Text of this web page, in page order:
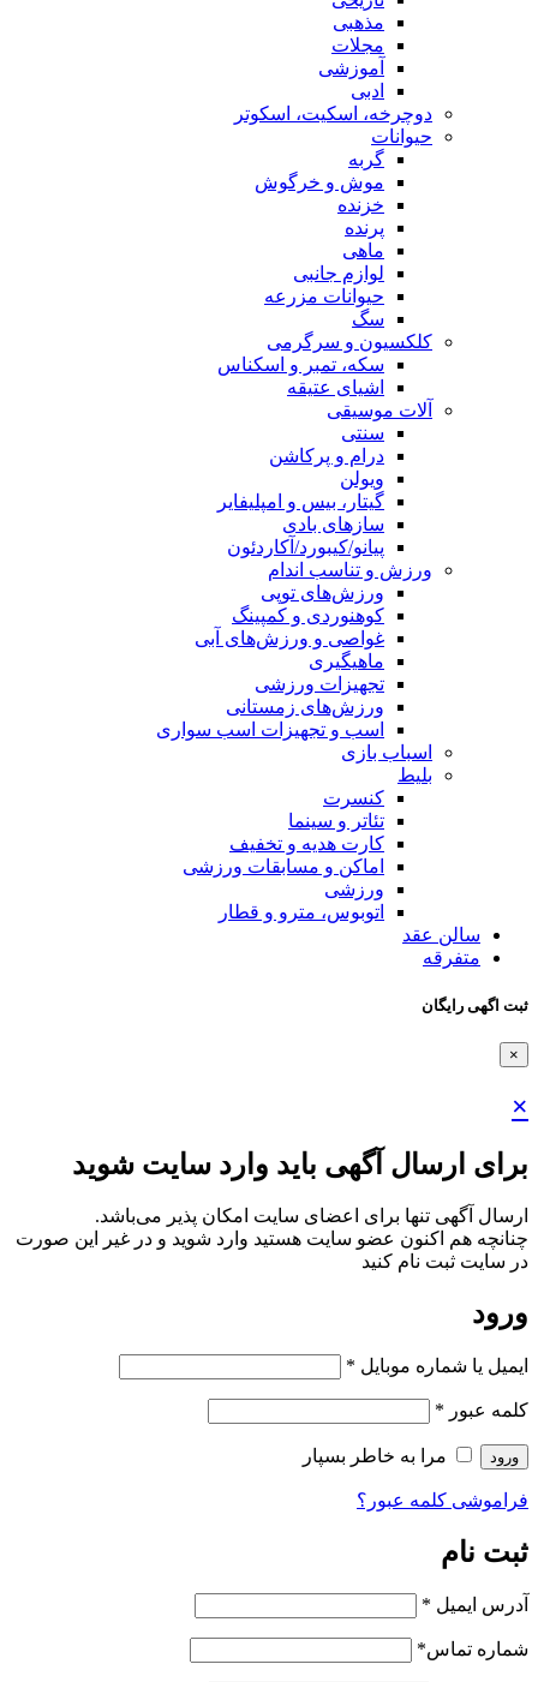
مذهبی
مجلات
آموزشی
ادبی
دوچرخه، اسکیت، اسکوتر
حیوانات
گربه
موش و خرگوش
خزنده
پرنده
ماهی
لوازم جانبی
حیوانات مزرعه
سگ
کلکسیون و سرگرمی
سکه، تمبر و اسکناس
اشیای عتیقه
آلات موسیقی
سنتی
درام و پرکاشن
ویولن
گیتار، بیس و امپلیفایر
سازهای بادی
پیانو/کیبورد/آکاردئون
ورزش و تناسب اندام
ورزش‌های توپی
کوهنوردی و کمپینگ
غواصی و ورزش‌های آبی
ماهیگیری
تجهیزات ورزشی
ورزش‌های زمستانی
اسب و تجهیزات اسب سواری
اسباب‌ بازی
بلیط
کنسرت
تئاتر و سینما
کارت هدیه و تخفیف
اماکن و مسابقات ورزشی
ورزشی
اتوبوس، مترو و قطار
سالن عقد
متفرقه
ثبت اگهی رایگان
×
×
برای ارسال آگهی باید وارد سایت شوید
ارسال آگهی تنها برای اعضای سایت امکان پذیر می‌باشد.
چنانچه هم‌ اکنون عضو سایت هستید وارد شوید و در غیر این صورت
در سایت ثبت نام کنید
ورود
ایمیل یا شماره موبایل *
کلمه عبور *
ورود مرا به خاطر بسپار
فراموشی کلمه عبور؟
ثبت نام
آدرس ایمیل *
شماره تماس*